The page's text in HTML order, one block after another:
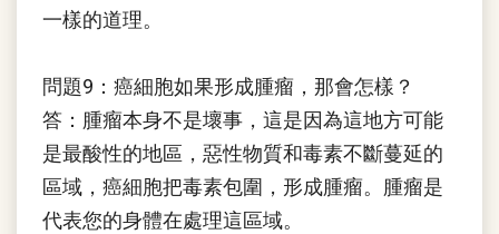
一樣的道理。
問題9：癌細胞如果形成腫瘤，那會怎樣？
答：腫瘤本身不是壞事，這是因為這地方可能
是最酸性的地區，惡性物質和毒素不斷蔓延的
區域，癌細胞把毒素包圍，形成腫瘤。腫瘤是
代表您的身體在處理這區域。